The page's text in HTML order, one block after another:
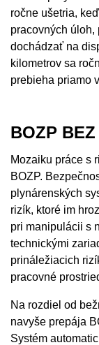
ročne ušetria,
pracovných
dochádzať na
kilometrov sa
prebieha priamo
BOZP
Mozaiku práce s
BOZP.
plynárenských
rizík, ktoré im
pri manipulácii s
technickými
prináležiacich
pracovné
Na rozdiel od
navyše prepája
Systém